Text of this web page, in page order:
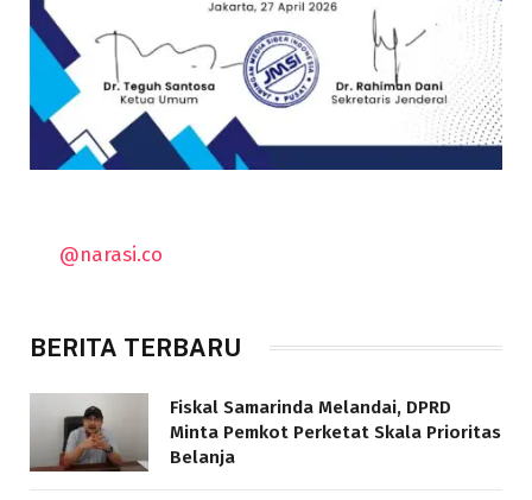
@narasi.co
BERITA TERBARU
Fiskal Samarinda Melandai, DPRD
Minta Pemkot Perketat Skala Prioritas
Belanja